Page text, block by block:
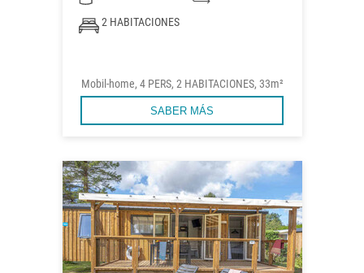
2 HABITACIONES
Mobil-home, 4 PERS, 2 HABITACIONES, 33m²
SABER MÁS